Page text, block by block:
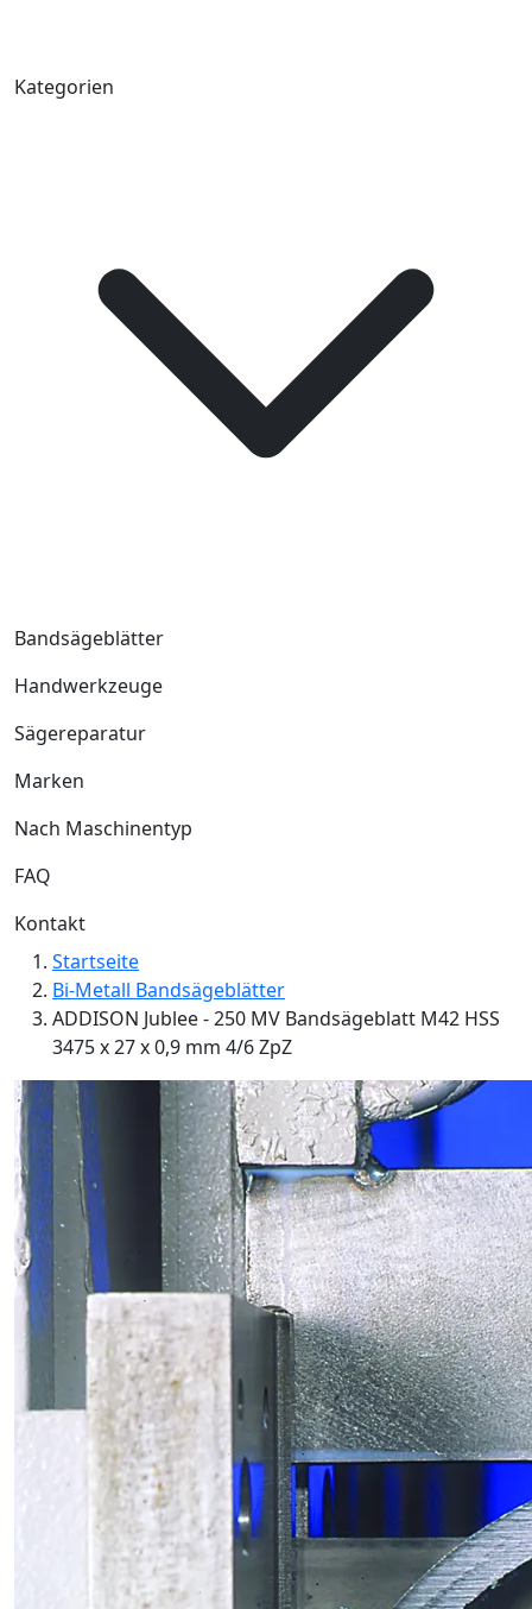
Kategorien
Bandsägeblätter
Handwerkzeuge
Sägereparatur
Marken
Nach Maschinentyp
FAQ
Kontakt
Startseite
Bi-Metall Bandsägeblätter
ADDISON Jublee - 250 MV Bandsägeblatt M42 HSS
3475 x 27 x 0,9 mm 4/6 ZpZ